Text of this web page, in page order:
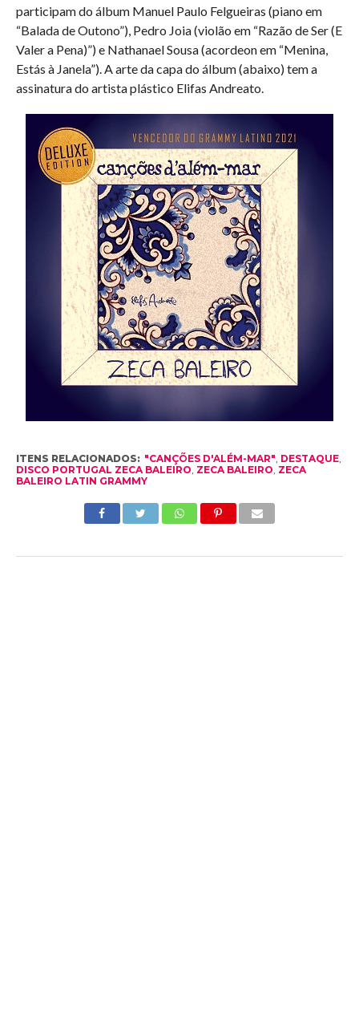
participam do álbum Manuel Paulo Felgueiras (piano em
“Balada de Outono”), Pedro Joia (violão em “Razão de Ser (E
Valer a Pena)”) e Nathanael Sousa (acordeon em “Menina,
Estás à Janela”). A arte da capa do álbum (abaixo) tem a
assinatura do artista plástico Elifas Andreato.
ITENS RELACIONADOS: "CANÇÕES D'ALÉM-MAR", DESTAQUE,
DISCO PORTUGAL ZECA BALEIRO, ZECA BALEIRO, ZECA
BALEIRO LATIN GRAMMY